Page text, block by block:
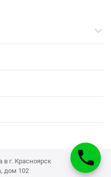
в г. Красноярск
дом 102